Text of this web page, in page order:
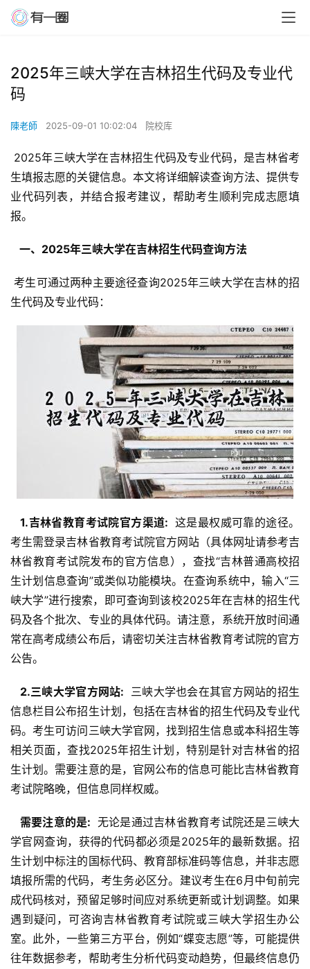
2025年三峡大学在吉林招生代码及专业代
码
陳老師 2025-09-01 10:02:04 院校库
生填报志愿的关键信息。本文将详细解读查询方法、提供专
业代码列表，并结合报考建议，帮助考生顺利完成志愿填
报。
  一、2025年三峡大学在吉林招生代码查询方法
考生可通过两种主要途径查询2025年三峡大学在吉林的招
生代码及专业代码：
  1.吉林省教育考试院官方渠道:
这是最权威可靠的途径。
考生需登录吉林省教育考试院官方网站（具体网址请参考吉
林省教育考试院发布的官方信息），查找“吉林普通高校招
生计划信息查询”或类似功能模块。在查询系统中，输入“三
峡大学”进行搜索，即可查询到该校2025年在吉林的招生代
码及各个批次、专业的具体代码。请注意，系统开放时间通
常在高考成绩公布后，请密切关注吉林省教育考试院的官方
公告。
  2.三峡大学官方网站:
三峡大学也会在其官方网站的招生
信息栏目公布招生计划，包括在吉林省的招生代码及专业代
码。考生可访问三峡大学官网，找到招生信息或本科招生等
相关页面，查找2025年招生计划，特别是针对吉林省的招
生计划。需要注意的是，官网公布的信息可能比吉林省教育
考试院略晚，但信息同样权威。
  需要注意的是:
无论是通过吉林省教育考试院还是三峡大
学官网查询，获得的代码都必须是2025年的最新数据。招
生计划中标注的国标代码、教育部标准码等信息，并非志愿
填报所需的代码，考生务必区分。建议考生在6月中旬前完
成代码核对，预留足够时间应对系统更新或计划调整。如果
遇到疑问，可咨询吉林省教育考试院或三峡大学招生办公
室。此外，一些第三方平台，例如“蝶变志愿”等，可能提供
往年数据参考，帮助考生分析代码变动趋势，但最终信息仍